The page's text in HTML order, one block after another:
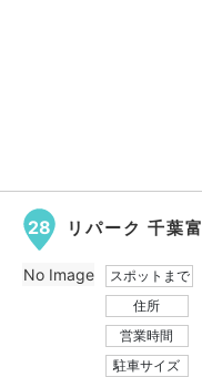
28 リパーク 千葉
スポットまで
住所
営業時間
駐車サイズ
No Image